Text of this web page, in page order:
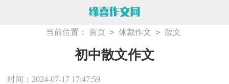
当前位置： 首页 > 体裁作文 > 散文
初中散文作文
时间：2024-07-17 17:47:59